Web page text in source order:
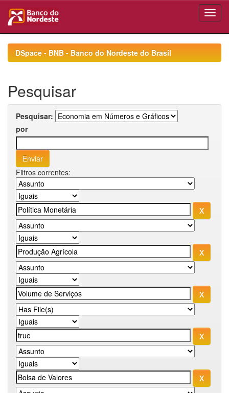
navigationDSpace - BNB - Banco do Nordeste do Brasil
Pesquisar
Pesquisar:
por
Filtros correntes: